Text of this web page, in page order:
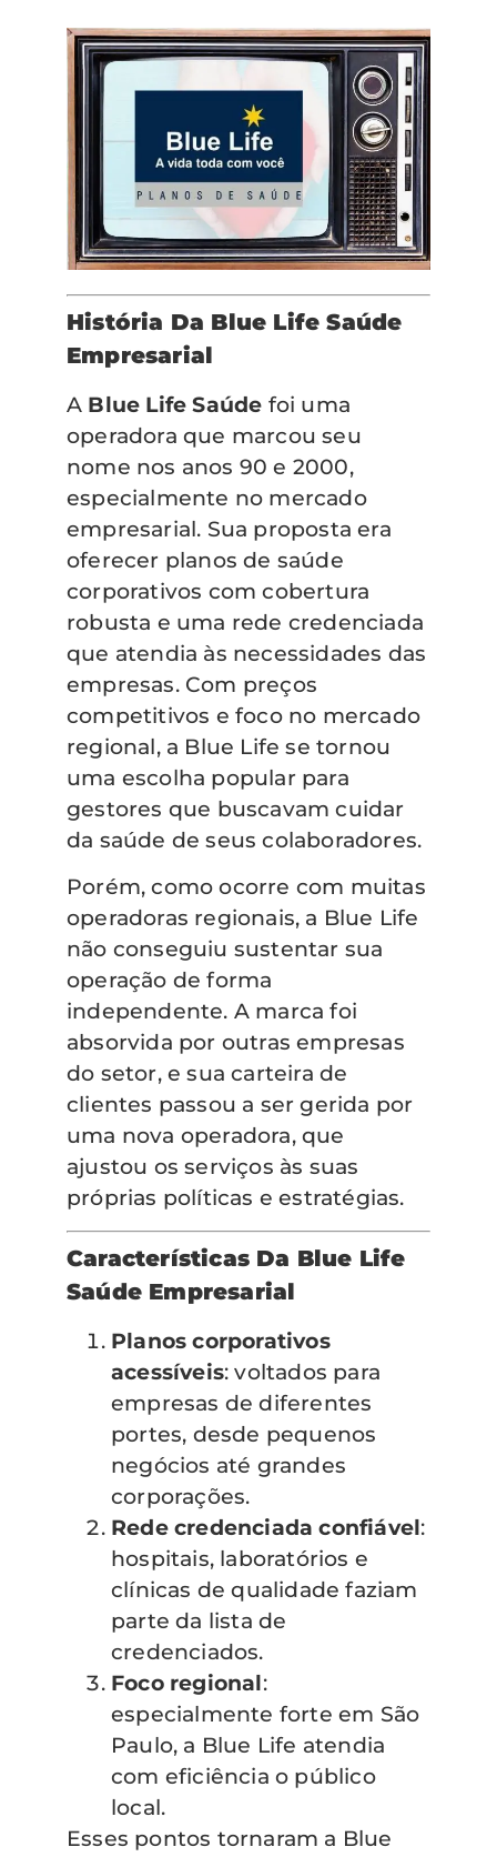
História Da Blue Life Saúde
Empresarial
A Blue Life Saúde foi uma
operadora que marcou seu
nome nos anos 90 e 2000,
especialmente no mercado
empresarial. Sua proposta era
oferecer planos de saúde
corporativos com cobertura
robusta e uma rede credenciada
que atendia às necessidades das
empresas. Com preços
competitivos e foco no mercado
regional, a Blue Life se tornou
uma escolha popular para
gestores que buscavam cuidar
da saúde de seus colaboradores.
Porém, como ocorre com muitas
operadoras regionais, a Blue Life
não conseguiu sustentar sua
operação de forma
independente. A marca foi
absorvida por outras empresas
do setor, e sua carteira de
clientes passou a ser gerida por
uma nova operadora, que
ajustou os serviços às suas
próprias políticas e estratégias.
Características Da Blue Life
Saúde Empresarial
Planos corporativos
acessíveis: voltados para
empresas de diferentes
portes, desde pequenos
negócios até grandes
corporações.
Rede credenciada confiável:
hospitais, laboratórios e
clínicas de qualidade faziam
parte da lista de
credenciados.
Foco regional:
especialmente forte em São
Paulo, a Blue Life atendia
com eficiência o público
local.
Esses pontos tornaram a Blue